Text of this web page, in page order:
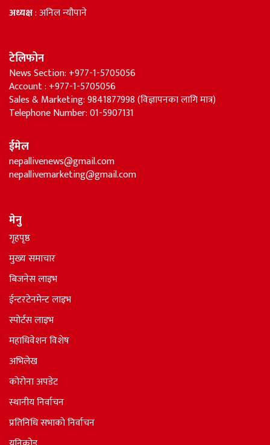
अध्यक्ष: अनिल न्यौपाने
टेलिफोन
News Section: +977-1-5705056
Account : +977-1-5705056
Sales & Marketing: 9841877998 (विज्ञापनका लागि मात्र)
Telephone Number: 01-5907131
ईमेल
nepallivenews@gmail.com
nepallivemarketing@gmail.com
मेनु
गृहपृष्ठ
मुख्य समाचार
बिजनेस लाइभ
ईन्टरटेनमेन्ट लाइभ
स्पोर्टस लाइभ
महाधिवेशन विशेष
अभिलेख
कोरोना अपडेट
स्थानीय निर्वाचन
प्रतिनिधि सभाकाे निर्वाचन